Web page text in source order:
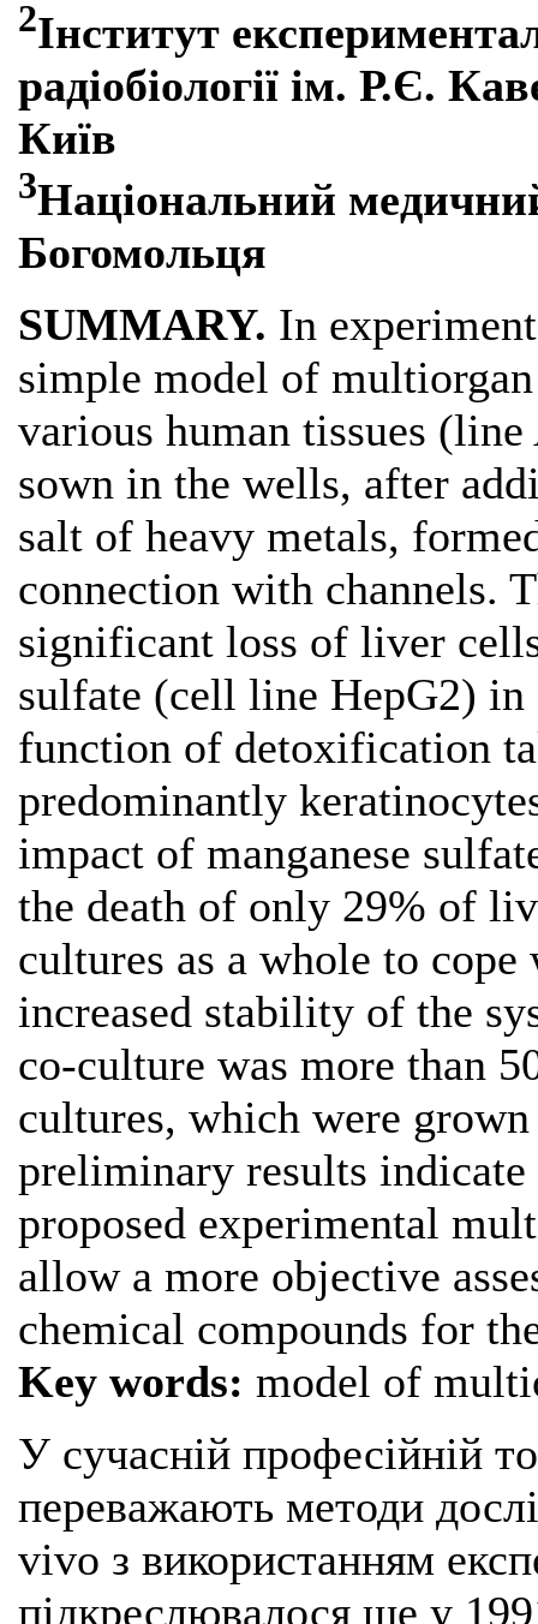
2Інститут
радіобіології ім. Р.Є.
Київ
3Національний
Богомольця
SUMMARY. In
simple model of
various human tissues
sown in the wells, after
salt of heavy metals,
connection with channels.
significant loss of liver
sulfate (cell line HepG2)
function of detoxification
predominantly
impact of manganese
the death of only 29% of
cultures as a whole to
increased stability of the
co-culture was more than
cultures, which were
preliminary results
proposed experimental
allow a more objective
chemical compounds for
Key words: model of
У сучасній професійній
переважають методи
vivo з використанням
підкреслювалося ще у